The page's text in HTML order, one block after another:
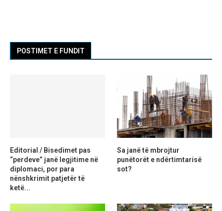
POSTIMET E FUNDIT
Editorial / Bisedimet pas
“perdeve” janë legjitime në
diplomaci, por para
nënshkrimit patjetër të
ketë...
Sa janë të mbrojtur
punëtorët e ndërtimtarisë
sot?